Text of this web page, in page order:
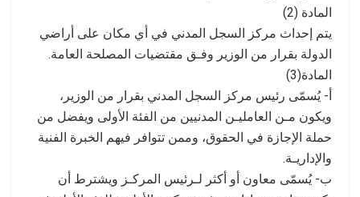
المادة (2)
يتم إحداث مركز السجل المدني في أي مكان على أراضي
الدولة بقرار من الوزير وفـق مقتضيات المصلحة العامة.
المادة(3)
أ- يُسمّى رئيس مركز السجل المدني بقرار من الوزير،
ويكون مـن العامليـن المدنيين من الفئة الأولى ويفضل من
حملة الإجازة في الحقوق، وممن تتوافر فيهم الخبرة الفنية
والإداريـة.
ب- يُسمّى معاون أو أكثر لـرئيس المركـز ويشترط أن